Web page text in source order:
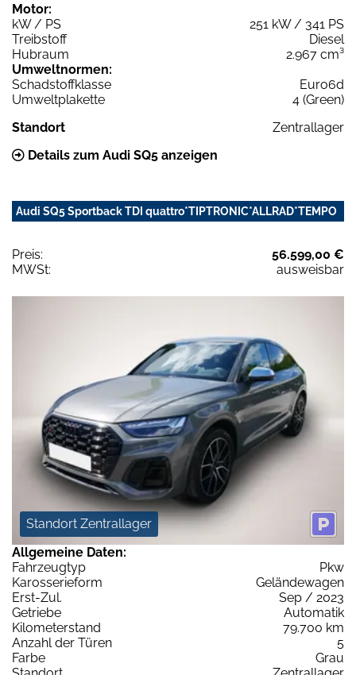
Motor:
kW / PS
251 kW / 341 PS
Treibstoff
Diesel
Hubraum
2.967 cm³
Umweltnormen:
Schadstoffklasse
Euro6d
Umweltplakette
4 (Green)
Standort
Zentrallager
Details zum Audi SQ5 anzeigen
Audi SQ5 Sportback TDI quattro*TIPTRONIC*ALLRAD*TEMPO
Preis:
56.599,00 €
MWSt:
ausweisbar
Standort Zentrallager
Allgemeine Daten:
Fahrzeugtyp
Pkw
Karosserieform
Geländewagen
Erst-Zul.
Sep / 2023
Getriebe
Automatik
Kilometerstand
79.700 km
Anzahl der Türen
5
Farbe
Grau